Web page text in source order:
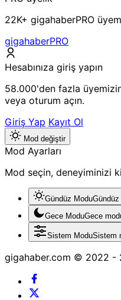
22K+ gigahaberPRO
gigahaberPRO
Hesabınıza giriş yapın
58.000'den fazla
veya oturum açın.
Giriş Yap Kayıt Ol
Mod değiştir
Mod Ayarları
Mod seçin, deneyiminizi
Gündüz ModuGündüz
Gece ModuGece
Sistem ModuSistem
gigahaber.com © 2022 -